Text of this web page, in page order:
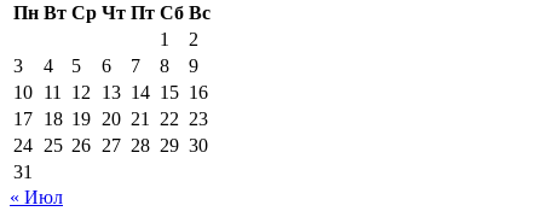
Пн Вт Ср Чт Пт Сб Вс
1
2
3
4 5 6 7 8
9
10 11 12 13 14 15 16
17 18 19 20 21 22 23
24 25 26 27 28 29 30
31
« Июл